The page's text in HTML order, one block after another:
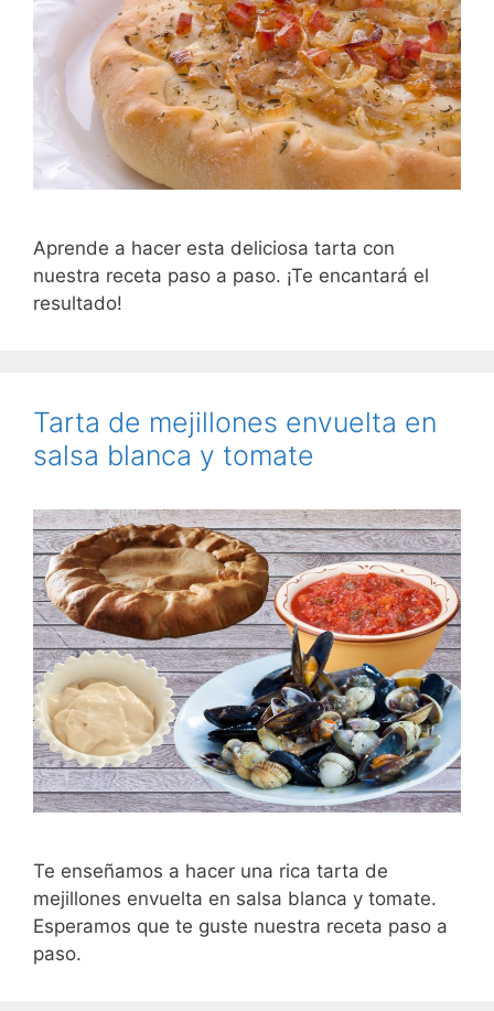
Aprende a hacer esta deliciosa tarta con
nuestra receta paso a paso. ¡Te encantará el
resultado!
Tarta de mejillones envuelta en
salsa blanca y tomate
Te enseñamos a hacer una rica tarta de
mejillones envuelta en salsa blanca y tomate.
Esperamos que te guste nuestra receta paso a
paso.